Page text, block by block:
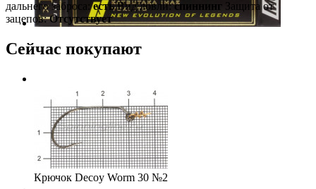
дальнего заброса:есть Вид ловли:спиннинг Защита от
зацепов:Отсутствует
Сейчас покупают
Крючок Decoy Worm 30 №2